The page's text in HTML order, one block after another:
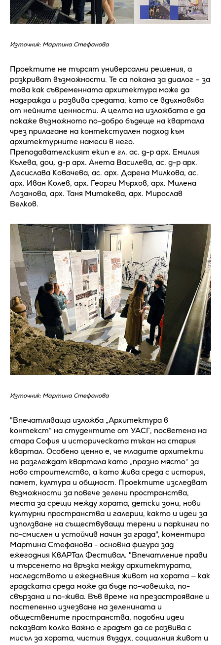
Източник: Мартина Стефанова
Проектите не търсят универсални решения, а
разкриват възможности. Те са покана за диалог – за
това как съвременната архитектура може да
надгражда и развива средата, като се вдъхновява
от нейните ценности. А целта на изложбата е да
покаже възможното по-добро бъдеще на квартала
чрез прилагане на контекстуален подход към
архитектурните намеси в него.
Преподавателският екип е гл. ас. д-р арх. Емилия
Кълева, доц. д-р арх. Анета Василева, ас. д-р арх.
Десислава Ковачева, ас. арх. Дарена Милкова, ас.
арх. Иван Колев, арх. Георги Мърхов, арх. Милена
Лозанова, арх. Таня Митакева, арх. Мирослав
Велков.
Източник: Мартина Стефанова
"Впечатляваща изложба „Архитектура в
контекст“ на студентите от УАСГ, посветена на
стара София и историческата тъкан на стария
квартал. Особено ценно е, че младите архитекти
не разглеждат квартала като „празно място“ за
ново строителство, а като жива среда с история,
памет, култура и общност. Проектите изследват
възможности за повече зелени пространства,
места за срещи между хората, детски зони, нови
културни пространства и галерии, както и идеи за
използване на съществуващи терени и паркинги по
по-смислен и устойчив начин за града", коментира
Мартина Стефанова - основна фигура зад
ежегодния КвАРТал Фестивал. "Впечатление прави
и търсенето на връзка между архитектурата,
наследството и ежедневния живот на хората — как
градската среда може да бъде по-човешка, по-
свързана и по-жива. Във време на презастрояване и
постепенно изчезване на зеленината и
обществените пространства, подобни идеи
показват колко важно е градът да се развива с
мисъл за хората, чистия въздух, социалния живот и